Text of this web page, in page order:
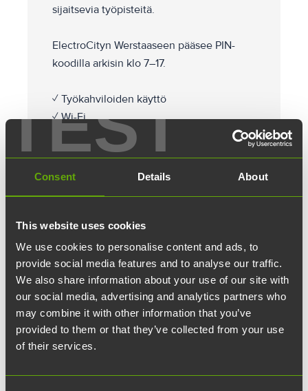
TEST
Consent Details About
This website uses cookies
We use cookies to personalise content and ads, to
provide social media features and to analyse our traffic.
We also share information about your use of our site with
our social media, advertising and analytics partners who
may combine it with other information that you’ve
provided to them or that they’ve collected from your use
of their services.
sijaitsevia työpisteitä.
ElectroCityn Werstaaseen pääsee PIN-
koodilla arkisin klo 7–17.
✓ Työkahviloiden käyttö
✓ Wi-Fi
✓ Aulapalvelut
✓ Lähtevä posti
✓ Erikoiskahvit ja tee
← Takaisin